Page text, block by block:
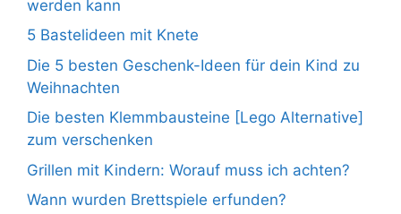
werden kann
5 Bastelideen mit Knete
Die 5 besten Geschenk-Ideen für dein Kind zu
Weihnachten
Die besten Klemmbausteine [Lego Alternative]
zum verschenken
Grillen mit Kindern: Worauf muss ich achten?
Wann wurden Brettspiele erfunden?